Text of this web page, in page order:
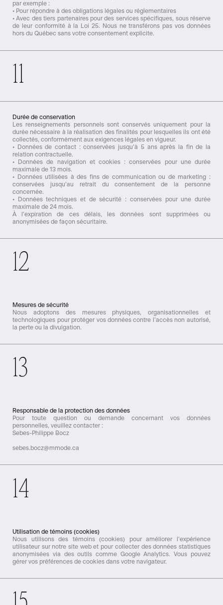
par exemple :
• Pour répondre à des obligations légales ou réglementaires
• Avec des tiers partenaires pour des services spécifiques, sous réserve
de leur conformité à la Loi 25. Nous ne transférons pas vos données
hors du Québec sans votre consentement explicite.
11
Durée de conservation
Les renseignements personnels sont conservés uniquement pour la
durée nécessaire à la réalisation des finalités pour lesquelles ils ont été
collectés, conformément aux exigences légales en vigueur.
• Données de contact : conservées jusqu’à 5 ans après la fin de la
relation contractuelle.
• Données de navigation et cookies : conservées pour une durée
maximale de 13 mois.
• Données utilisées à des fins de communication ou de marketing :
conservées jusqu’au retrait du consentement de la personne
concernée.
• Données techniques et de sécurité : conservées pour une durée
maximale de 24 mois.
À l’expiration de ces délais, les données sont supprimées ou
anonymisées de façon sécuritaire.
12
Mesures de sécurité
Nous adoptons des mesures physiques, organisationnelles et
technologiques pour protéger vos données contre l’accès non autorisé,
la perte ou la divulgation.
13
Responsable de la protection des données
Pour toute question ou demande concernant vos données
personnelles, veuillez contacter :
Sebes-Philippe Bocz
sebes.bocz@mmode.ca
14
Utilisation de témoins (cookies)
Nous utilisons des témoins (cookies) pour améliorer l’expérience
utilisateur sur notre site web et pour collecter des données statistiques
anonymisées via des outils comme Google Analytics. Vous pouvez
gérer vos préférences de cookies dans votre navigateur.